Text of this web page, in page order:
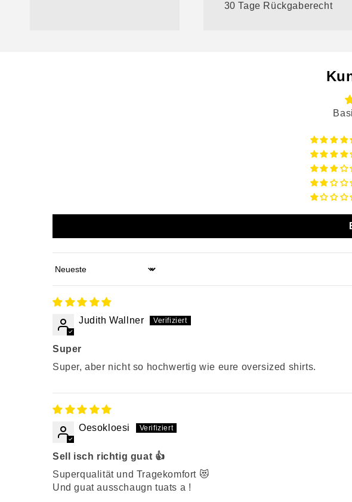
30 Tage Rückgaberecht
Sort by
Judith Wallner
Super
Super, aber nicht so hochwertig wie eure oversized shirts.
Oesokloesi
Sell isch richtig guat 👍
Superqualität und Tragekomfort 😻
Und guat ausschaugn tuats a !